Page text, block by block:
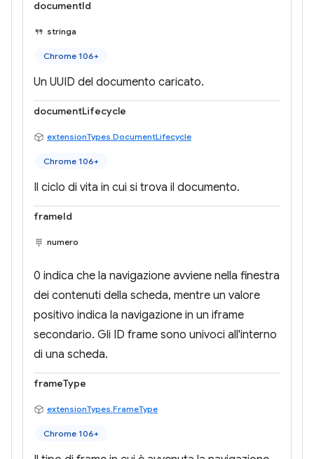
documentId
stringa
Chrome 106+
Un UUID del documento caricato.
documentLifecycle
extensionTypes.DocumentLifecycle
Chrome 106+
Il ciclo di vita in cui si trova il documento.
frameId
numero
0 indica che la navigazione avviene nella finestra
dei contenuti della scheda, mentre un valore
positivo indica la navigazione in un iframe
secondario. Gli ID frame sono univoci all'interno
di una scheda.
frameType
extensionTypes.FrameType
Chrome 106+